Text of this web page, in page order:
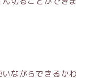
ながらできるかわ